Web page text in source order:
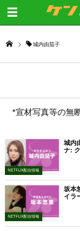
城内由茄子
*宣材写真等の無
NETFLIX配信情報
城内
ナ:
NETFLIX配信情報
坂本
イラ